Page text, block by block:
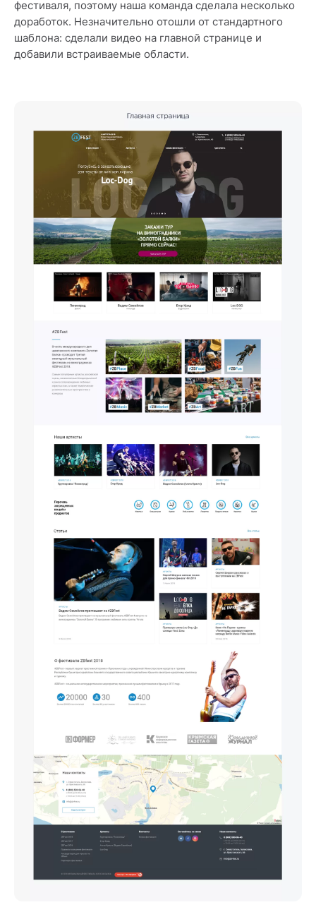
фестиваля, поэтому наша команда сделала несколько
доработок. Незначительно отошли от стандартного
шаблона: сделали видео на главной странице и
добавили встраиваемые области.